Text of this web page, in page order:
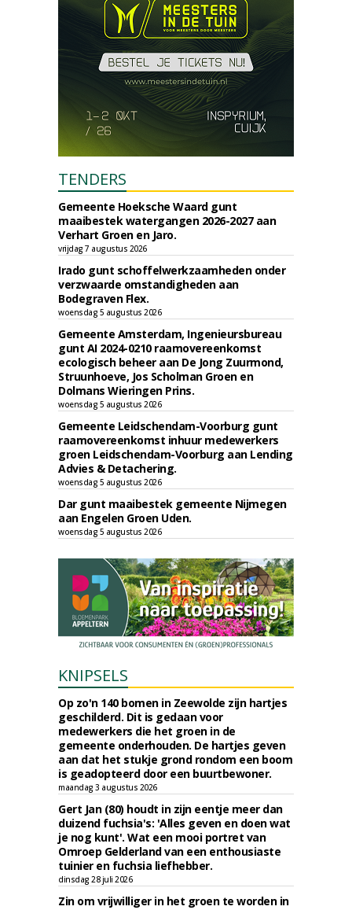
TENDERS
Gemeente Hoeksche Waard gunt
maaibestek watergangen 2026-2027 aan
Verhart Groen en Jaro.
vrijdag 7 augustus 2026
Irado gunt schoffelwerkzaamheden onder
verzwaarde omstandigheden aan
Bodegraven Flex.
woensdag 5 augustus 2026
Gemeente Amsterdam, Ingenieursbureau
gunt AI 2024-0210 raamovereenkomst
ecologisch beheer aan De Jong Zuurmond,
Struunhoeve, Jos Scholman Groen en
Dolmans Wieringen Prins.
woensdag 5 augustus 2026
Gemeente Leidschendam-Voorburg gunt
raamovereenkomst inhuur medewerkers
groen Leidschendam-Voorburg aan Lending
Advies & Detachering.
woensdag 5 augustus 2026
Dar gunt maaibestek gemeente Nijmegen
aan Engelen Groen Uden.
woensdag 5 augustus 2026
KNIPSELS
Op zo'n 140 bomen in Zeewolde zijn hartjes
geschilderd. Dit is gedaan voor
medewerkers die het groen in de
gemeente onderhouden. De hartjes geven
aan dat het stukje grond rondom een boom
is geadopteerd door een buurtbewoner.
maandag 3 augustus 2026
Gert Jan (80) houdt in zijn eentje meer dan
duizend fuchsia's: 'Alles geven en doen wat
je nog kunt'. Wat een mooi portret van
Omroep Gelderland van een enthousiaste
tuinier en fuchsia liefhebber.
dinsdag 28 juli 2026
Zin om vrijwilliger in het groen te worden in